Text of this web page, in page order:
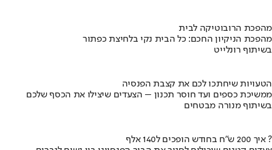
מהפכת הרובוטיקה לבית
מהפכת הניקיון החכם: כל הבית נקי בלחיצת כפתור
בשיתוף רונלייט
הטעויות שיחתכו לכם את קצבת הפנסיה
ממשיכת כספים ועד חוסר תכנון – הצעדים שיצילו את הכסף שלכם
בשיתוף מנורה מבטחים
איך 200 ש"ח בחודש הופכים ל140 אלף ?